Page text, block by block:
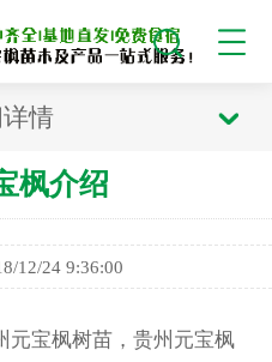
情
枫介绍
12/24 9:36:00
元宝枫树苗，贵州元宝枫